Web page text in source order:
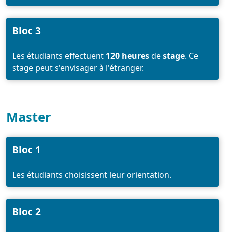
Bloc 3
Les étudiants effectuent 120 heuresdestage. Ce
stage peut s'envisager à l'étranger.
Master
Bloc 1
Les étudiants choisissent leur orientation.
Bloc 2